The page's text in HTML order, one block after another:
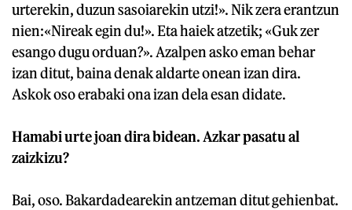
urterekin, duzun sasoiarekin utzi!». Nik zera erantzun
nien:«Nireak egin du!». Eta haiek atzetik; «Guk zer
esango dugu orduan?». Azalpen asko eman behar
izan ditut, baina denak aldarte onean izan dira.
Askok oso erabaki ona izan dela esan didate.
Hamabi urte joan dira bidean. Azkar pasatu al
zaizkizu?
Bai, oso. Bakardadearekin antzeman ditut gehienbat.